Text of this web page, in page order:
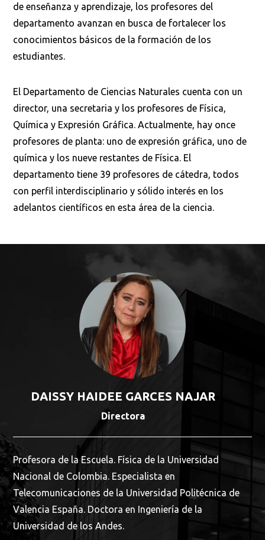
de enseñanza y aprendizaje, los profesores del
departamento avanzan en busca de fortalecer los
conocimientos básicos de la formación de los
estudiantes.
El Departamento de Ciencias Naturales cuenta con un
director, una secretaria y los profesores de Física,
Química y Expresión Gráfica. Actualmente, hay once
profesores de planta: uno de expresión gráfica, uno de
química y los nueve restantes de Física. El
departamento tiene 39 profesores de cátedra, todos
con perfil interdisciplinario y sólido interés en los
adelantos científicos en esta área de la ciencia.
DAISSY HAIDEE GARCES NAJAR
Directora
Profesora de la Escuela. Física de la Universidad
Nacional de Colombia. Especialista en
Telecomunicaciones de la Universidad Politécnica de
Valencia España. Doctora en Ingeniería de la
Universidad de los Andes.